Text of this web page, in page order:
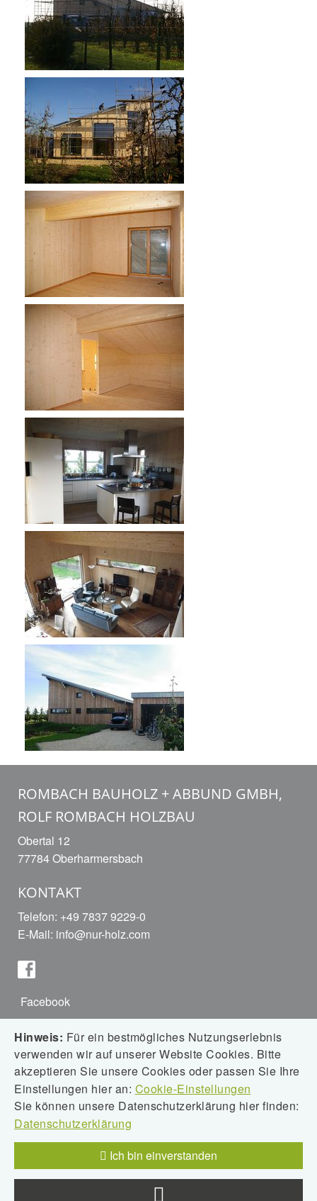
ROMBACH BAUHOLZ + ABBUND GMBH,
ROLF ROMBACH HOLZBAU
Obertal 12
77784 Oberharmersbach
KONTAKT
Telefon: +49 7837 9229-0
E-Mail: info@nur-holz.com
Facebook
Instagram
Downloads
- ein Unternehmen der Haake digital
Hinweis: Für ein bestmögliches Nutzungserlebnis
verwenden wir auf unserer Website Cookies. Bitte
akzeptieren Sie unsere Cookies oder passen Sie Ihre
Einstellungen hier an: Cookie-Einstellungen
Sie können unsere Datenschutzerklärung hier finden:
Datenschutzerklärung
Ich bin einverstanden